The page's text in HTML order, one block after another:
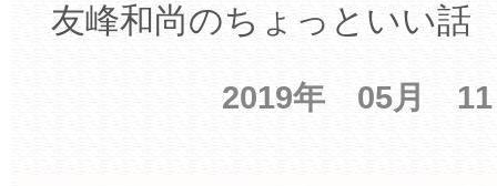
友峰和尚のちょっといい話
2019年 05月